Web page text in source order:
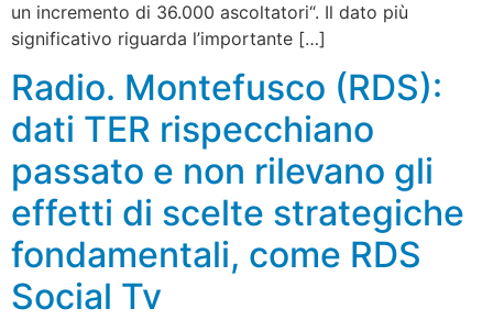
un incremento di 36.000 ascoltatori“. Il dato più
significativo riguarda l’importante […]
Radio. Montefusco (RDS):
dati TER rispecchiano
passato e non rilevano gli
effetti di scelte strategiche
fondamentali, come RDS
Social Tv